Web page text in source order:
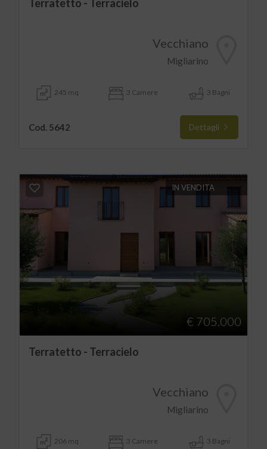
Terratetto - Terracielo
Vecchiano
Migliarino
245 mq 3 Camere 3 Bagni
Cod. 5642 Dettagli
IN VENDITA
€ 705.000
Terratetto - Terracielo
Vecchiano
Migliarino
206 mq 3 Camere 3 Bagni